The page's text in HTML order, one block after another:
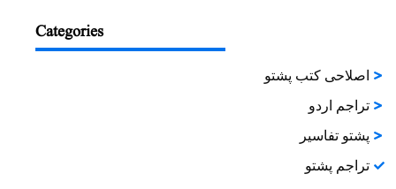
Categories
اصلاحی کتب پشتو
تراجم اردو
پشتو تفاسیر
تراجم پشتو